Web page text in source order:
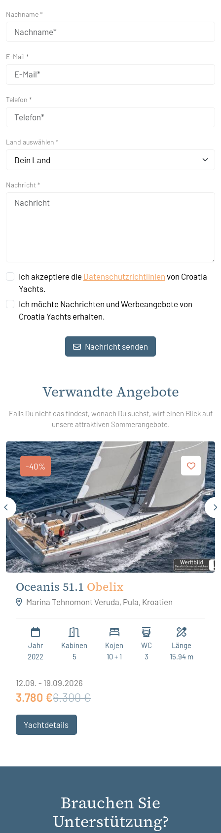
Nachname *
E-Mail *
Telefon *
Land auswählen *
Dein Land
Nachricht *
Ich akzeptiere die Datenschutzrichtlinien von Croatia
Yachts.
Ich möchte Nachrichten und Werbeangebote von
Croatia Yachts erhalten.
Nachricht senden
Verwandte Angebote
Falls Du nicht das findest, wonach Du suchst, wirf einen Blick auf
unsere attraktiven Sommerangebote.
-40%
Oceanis 51.1 Obelix
Marina Tehnomont Veruda, Pula, Kroatien
Jahr
2022
Kabinen
5
Kojen
10 + 1
WC
3
Länge
15.94 m
12.09. - 19.09.2026
3.780 €6.300 €
Yachtdetails
Brauchen Sie
Unterstützung?